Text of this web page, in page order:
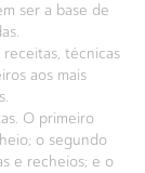
ser a base de
técnicas
aos mais
O primeiro
o segundo
e recheios; e o